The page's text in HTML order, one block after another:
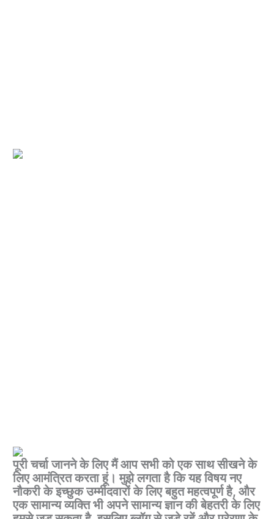
पूरी चर्चा जानने के लिए मैं आप सभी को एक साथ सीखने के
लिए आमंत्रित करता हूं। मुझे लगता है कि यह विषय नए
नौकरी के इच्छुक उम्मीदवारों के लिए बहुत महत्वपूर्ण है, और
एक सामान्य व्यक्ति भी अपने सामान्य ज्ञान की बेहतरी के लिए